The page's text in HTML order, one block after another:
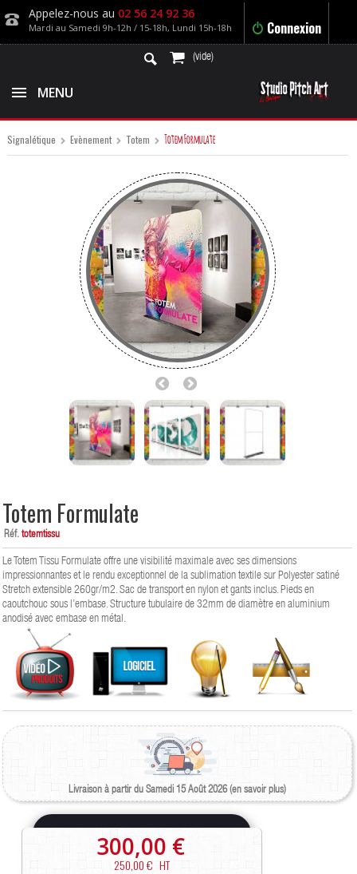
Connexion
Appelez-nous au 02 56 24 92 36
Mardi au Samedi 9h-12h / 15-18h, Lundi 15h-18h
(vide)
MENU
Signalétique Evènement Totem Totem Formulate
Totem Formulate
Réf. totemtissu
Le Totem Tissu Formulate offre une visibilité maximale avec ses dimensions
impressionnantes et le rendu exceptionnel de la sublimation textile sur Polyester satiné
Stretch extensible 260gr/m2. Sac de transport en nylon et gants inclus. Pieds en
caoutchouc sous l’embase. Structure tubulaire de 32mm de diamètre en aluminium
anodisé avec embase en métal.
Livraison à partir du Samedi 15 Août 2026 (en savoir plus)
300,00 €
250,00 € HT